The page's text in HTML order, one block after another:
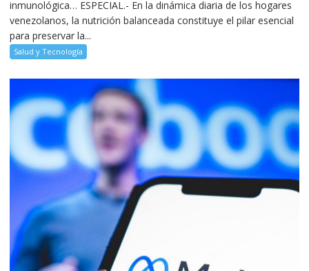
inmunológica… ESPECIAL.- En la dinámica diaria de los hogares
venezolanos, la nutrición balanceada constituye el pilar esencial
para preservar la...
Salud y Tecnología